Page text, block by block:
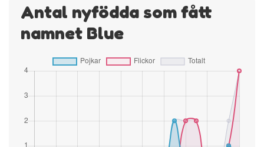
Antal nyfödda som fått
namnet Blue